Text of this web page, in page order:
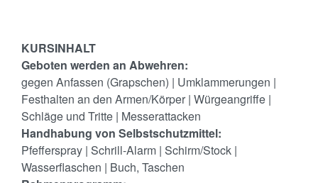
KURSINHALT
Geboten werden an Abwehren:
gegen Anfassen (Grapschen) | Umklammerungen |
Festhalten an den Armen/Körper | Würgeangriffe |
Schläge und Tritte | Messerattacken
Handhabung von Selbstschutzmittel:
Pfefferspray | Schrill-Alarm | Schirm/Stock |
Wasserflaschen | Buch, Taschen